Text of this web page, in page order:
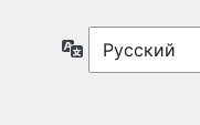
Язык